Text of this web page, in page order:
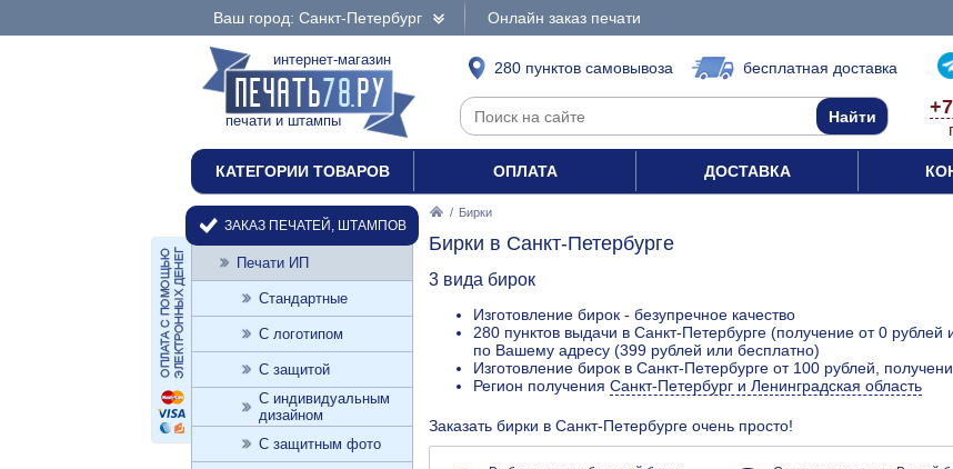
Ваш город: Санкт-Петербург Онлайн заказ печати
интернет-магазин
печати и штампы
280 пунктов самовывоза бесплатная доставка
КАТЕГОРИИ ТОВАРОВ ОПЛАТА ДОСТАВКА
/ Бирки
Бирки в Санкт-Петербурге
3 вида бирок
Изготовление бирок - безупречное качество
280 пунктов выдачи в Санкт-Петербурге (получение от 0
по Вашему адресу (399 рублей или бесплатно)
Изготовление бирок в Санкт-Петербурге от 100 рублей,
Регион получения Санкт-Петербург и Ленинградская область
Заказать бирки в Санкт-Петербурге очень просто!
ЗАКАЗ ПЕЧАТЕЙ, ШТАМПОВ
Печати ИП
Стандартные
С логотипом
С защитой
С индивидуальным
дизайном
С защитным фото